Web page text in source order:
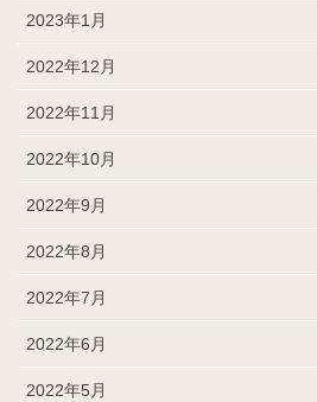
2023年1月
2022年12月
2022年11月
2022年10月
2022年9月
2022年8月
2022年7月
2022年6月
2022年5月